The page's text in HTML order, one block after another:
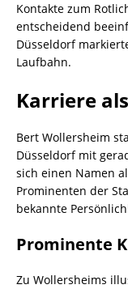
Kontakte zum
entscheidend
Düsseldorf
Laufbahn.
Karriere
Bert Wollersheim
Düsseldorf mit
sich einen Namen
Prominenten der
bekannte
Prominente
Zu Wollersheims